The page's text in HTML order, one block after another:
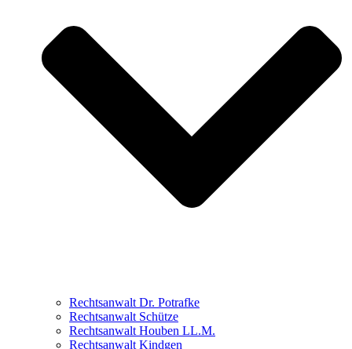
Rechtsanwalt Dr. Potrafke
Rechtsanwalt Schütze
Rechtsanwalt Houben LL.M.
Rechtsanwalt Kindgen